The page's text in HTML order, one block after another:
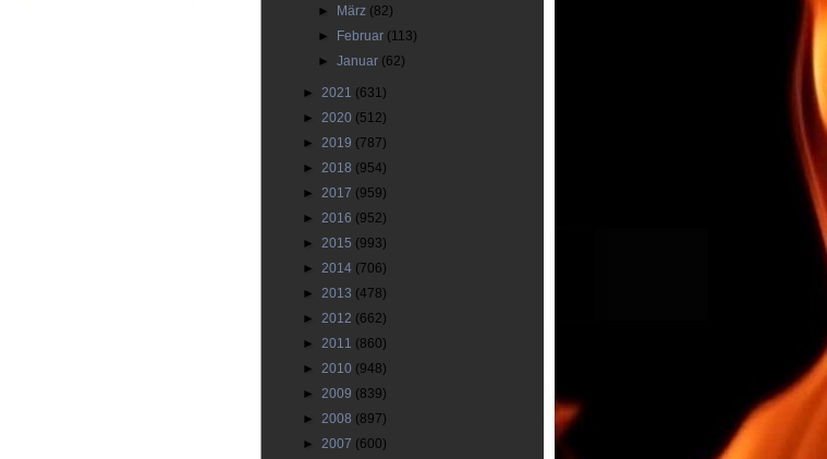
►
März (82)
►
Februar (113)
►Januar (62)
► 2021 (631)
► 2020 (512)
► 2019 (787)
► 2018 (954)
► 2017 (959)
► 2016 (952)
► 2015 (993)
► 2014 (706)
► 2013 (478)
► 2012 (662)
► 2011 (860)
► 2010 (948)
► 2009 (839)
► 2008 (897)
► 2007 (600)